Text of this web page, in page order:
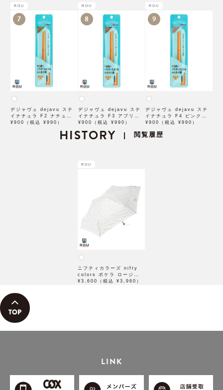
ROU
7
デジャヴュ dejavu ステ
イナチュラ F2 ナチュラル
ブラウン【アイブロウ】
¥900（税込 ¥990）
ROU
8
デジャヴュ dejavu ステ
イナチュラ F3 アプリコッ
トブラウン【アイブロウ】
¥900（税込 ¥990）
ROU
9
デジャヴュ dejavu ステ
イナチュラ F4 ピンクベー
ジュ【アイブロウ】【イミ
¥900（税込 ¥990）
HISTORY | 閲覧履歴
ROU
ニフティカラーズ nifty
colors ポケラ ロージー5
段ミニ 50cm オフホワイ
¥3,600（税込 ¥3,960）
LINK